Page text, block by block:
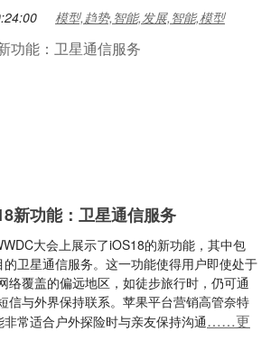
模型,趋势,智能,发展,智能,模型
新功能：卫星通信服务
大会上展示了iOS18的新功能，其中包
卫星通信服务。这一功能使得用户即使处于
络覆盖的偏远地区，如徒步旅行时，仍可通
信与外界保持联系。苹果平台营销高管奈特
常适合户外探险时与亲友保持沟通……更